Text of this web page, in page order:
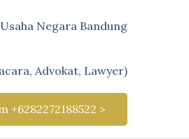
Negara Bandung
Advokat, Lawyer)
+6282272188522 >